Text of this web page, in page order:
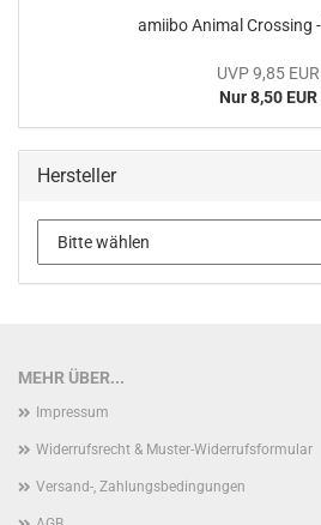
amiibo Ani­mal Crossing
UVP 9,85 EUR
Nur 8,50 EUR
Hersteller
MEHR ÜBER...
Impressum
Widerrufsrecht & Muster-Widerrufsformular
Versand-, Zahlungsbedingungen